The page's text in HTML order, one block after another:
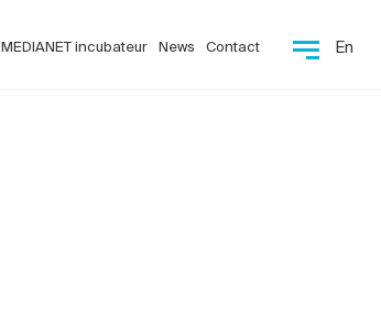
MEDIANET incubateur News Contact En